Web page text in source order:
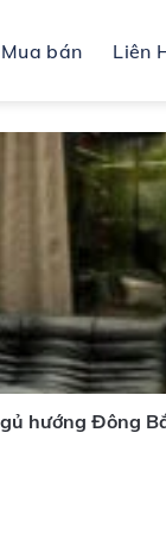
Mua bán Liên
hướng Đông